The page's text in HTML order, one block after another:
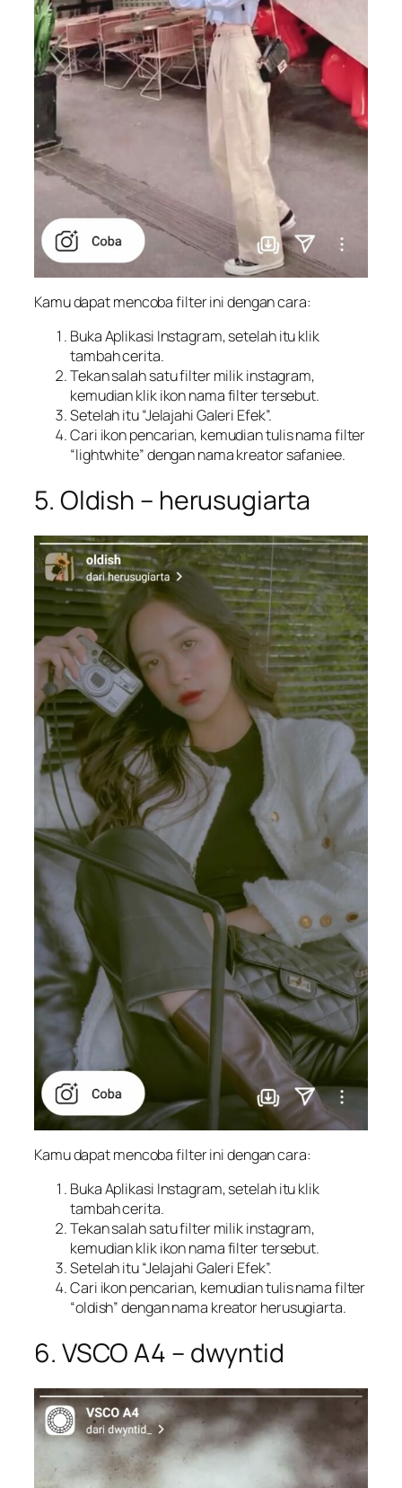
Kamu dapat mencoba filter ini dengan cara:
Buka Aplikasi Instagram, setelah itu klik
tambah cerita.
Tekan salah satu filter milik instagram,
kemudian klik ikon nama filter tersebut.
Setelah itu “Jelajahi Galeri Efek”.
Cari ikon pencarian, kemudian tulis nama filter
“lightwhite” dengan nama kreator safaniee.
5. Oldish – herusugiarta
Kamu dapat mencoba filter ini dengan cara:
Buka Aplikasi Instagram, setelah itu klik
tambah cerita.
Tekan salah satu filter milik instagram,
kemudian klik ikon nama filter tersebut.
Setelah itu “Jelajahi Galeri Efek”.
Cari ikon pencarian, kemudian tulis nama filter
“oldish” dengan nama kreator herusugiarta.
6. VSCO A4 – dwyntid